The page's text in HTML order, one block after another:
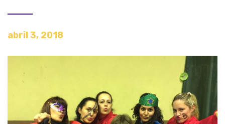
abril 3, 2018